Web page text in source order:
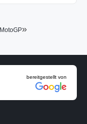
MotoGP»
bereitgestellt von